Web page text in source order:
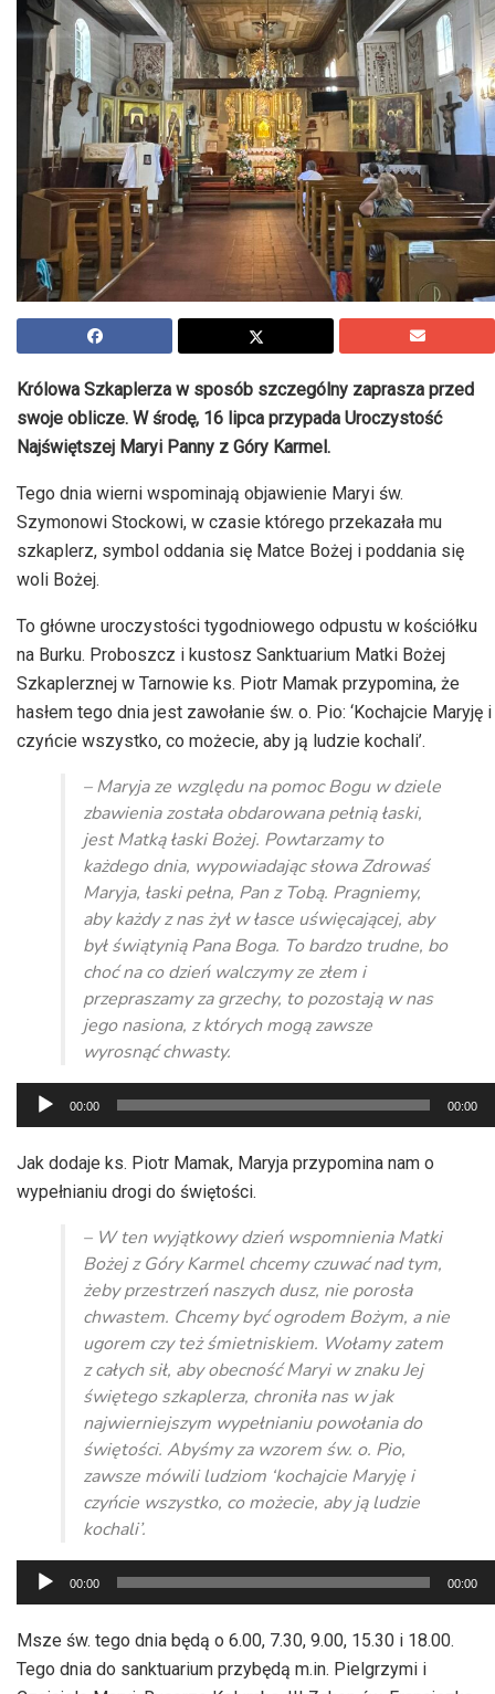
Królowa Szkaplerza w sposób szczególny zaprasza przed
swoje oblicze. W środę, 16 lipca przypada Uroczystość
Najświętszej Maryi Panny z Góry Karmel.
Tego dnia wierni wspominają objawienie Maryi św.
Szymonowi Stockowi, w czasie którego przekazała mu
szkaplerz, symbol oddania się Matce Bożej i poddania się
woli Bożej.
To główne uroczystości tygodniowego odpustu w kościółku
na Burku. Proboszcz i kustosz Sanktuarium Matki Bożej
Szkaplerznej w Tarnowie ks. Piotr Mamak przypomina, że
hasłem tego dnia jest zawołanie św. o. Pio: ‘Kochajcie Maryję i
czyńcie wszystko, co możecie, aby ją ludzie kochali’.
– Maryja ze względu na pomoc Bogu w dziele
zbawienia została obdarowana pełnią łaski,
jest Matką łaski Bożej. Powtarzamy to
każdego dnia, wypowiadając słowa Zdrowaś
Maryja, łaski pełna, Pan z Tobą. Pragniemy,
aby każdy z nas żył w łasce uświęcającej, aby
był świątynią Pana Boga. To bardzo trudne, bo
choć na co dzień walczymy ze złem i
przepraszamy za grzechy, to pozostają w nas
jego nasiona, z których mogą zawsze
wyrosnąć chwasty.
Odtwarzacz
plików
dźwiękowych
00:00 00:00
Jak dodaje ks. Piotr Mamak, Maryja przypomina nam o
wypełnianiu drogi do świętości.
– W ten wyjątkowy dzień wspomnienia Matki
Bożej z Góry Karmel chcemy czuwać nad tym,
żeby przestrzeń naszych dusz, nie porosła
chwastem. Chcemy być ogrodem Bożym, a nie
ugorem czy też śmietniskiem. Wołamy zatem
z całych sił, aby obecność Maryi w znaku Jej
świętego szkaplerza, chroniła nas w jak
najwierniejszym wypełnianiu powołania do
świętości. Abyśmy za wzorem św. o. Pio,
zawsze mówili ludziom ‘kochajcie Maryję i
czyńcie wszystko, co możecie, aby ją ludzie
kochali’.
Odtwarzacz
plików
dźwiękowych
00:00 00:00
Msze św. tego dnia będą o 6.00, 7.30, 9.00, 15.30 i 18.00.
Tego dnia do sanktuarium przybędą m.in. Pielgrzymi i